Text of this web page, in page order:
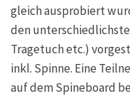
gleich aus­pro­biert
den
Tra­ge­tuch etc.)
inkl. Spin­ne. Eine
auf dem Spi­ne­board